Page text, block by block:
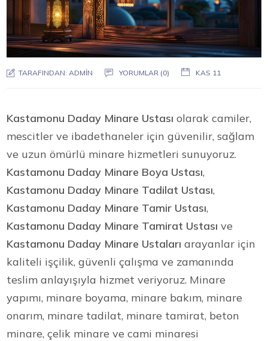
TARAFINDAN: ADMIN YORUMLAR (0) KAS 11
Kastamonu Daday Minare Ustası olarak camiler,
mescitler ve ibadethaneler için güvenilir, sağlam
ve uzun ömürlü minare hizmetleri sunuyoruz.
Kastamonu Daday Minare Boya Ustası,
Kastamonu Daday Minare Tadilat Ustası,
Kastamonu Daday Minare Tamir Ustası,
Kastamonu Daday Minare Tamirat Ustası ve
Kastamonu Daday Minare Ustaları arayanlar için
kaliteli işçilik, güvenli çalışma ve zamanında
teslim anlayışıyla hizmet veriyoruz. Minare
yapımı, minare boyama, minare bakım, minare
onarım, minare tadilat, minare tamirat, beton
minare, çelik minare ve cami minaresi